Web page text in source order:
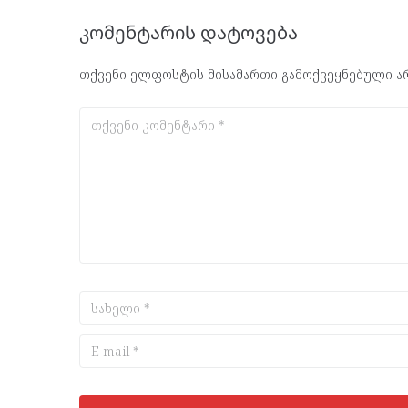
კომენტარის დატოვება
თქვენი ელფოსტის მისამართი გამოქვეყნებული